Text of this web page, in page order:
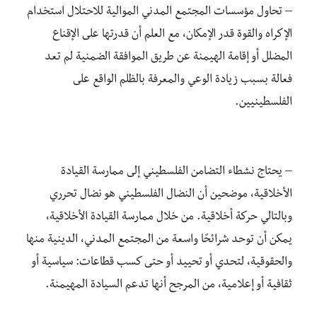
– تحاول مؤسسات المجتمع المدني الموالية للاحتلال استخدام
الإكراه والقوة قدر الإمكان، مع العلم أن قدرتها على الإقناع
المضلل أو إقامة الهيمنة عن طريق الموافقة الضمنية لم تعد
فعالة بسبب زيادة الوعي والمعرفة بالظلم الواقع على
الفلسطينيين.
– يحتاج نشطاء التضامن الفلسطيني إلى ممارسة القيادة
الأخلاقية، موضحين أن النضال الفلسطيني هو نضال تحرري
وبالتالي حركة أخلاقية. من خلال ممارسة القيادة الأخلاقية،
يمكن أن توحد شرائحًا واسعة من المجتمع المدني، الدينية منها
والحقوقية، لتحدي أو تحييد أو حتى كسب قطاعات: سياسية أو
ثقافية أو إعلامية، من المرجح أنها تدعم السيادة المهيمنة.